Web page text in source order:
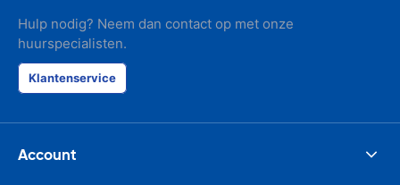
Hulp nodig? Neem dan contact op met onze
huurspecialisten.
Klantenservice
Account